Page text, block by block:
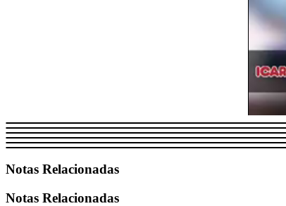
Notas Relacionadas
Notas Relacionadas